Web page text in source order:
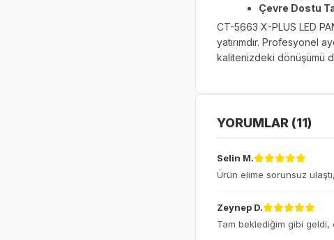
Çevre Dostu
CT-5663 X-PLUS LED
yatırımdır. Profesyonel
kalitenizdeki dönüşümü
YORUMLAR (11)
Selin M.
Ürün elime sorunsuz
Zeynep D.
Tam beklediğim gibi geldi,